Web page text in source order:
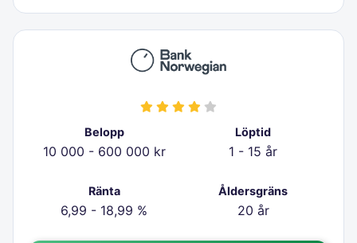
Belopp
10 000 - 600 000 kr
Löptid
1 - 15 år
Ränta
6,99 - 18,99 %
Åldersgräns
20 år